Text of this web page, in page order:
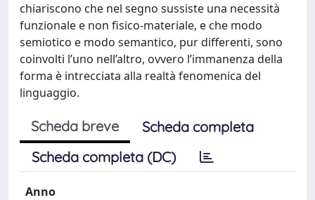
chiariscono che nel segno sussiste una necessità
funzionale e non fisico-materiale, e che modo
semiotico e modo semantico, pur differenti, sono
coinvolti l’uno nell’altro, ovvero l’immanenza della
forma è intrecciata alla realtà fenomenica del
linguaggio.
Scheda breve
Scheda completa
Scheda completa (DC)
Anno